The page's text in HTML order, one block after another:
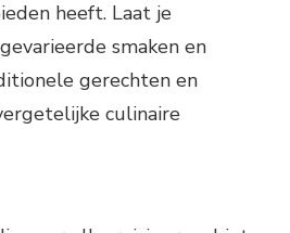
heeft. Laat je
smaken en
gerechten en
culinaire